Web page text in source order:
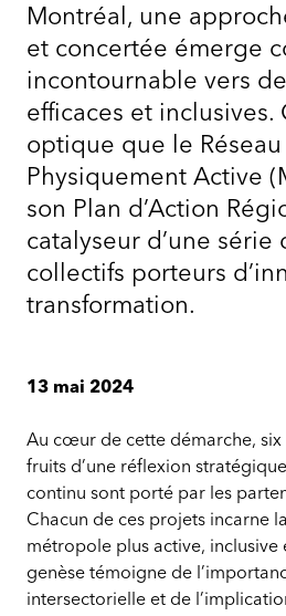
Montréal, une
et concertée émerge
incontournable vers
efficaces et inclusives.
optique que le Réseau
Physiquement Active
son Plan d’Action
catalyseur d’une série
collectifs porteurs
transformation.
13 mai 2024
Au cœur de cette démarche, six
fruits d’une réflexion
continu sont porté par les
Chacun de ces projets incarne
métropole plus active, inclusive
genèse témoigne de
intersectorielle et de